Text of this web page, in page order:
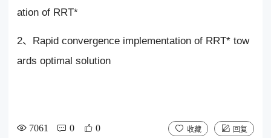
ation of RRT*
2、Rapid convergence implementation of RRT* tow
ards optimal solution
7061 0 0 收藏 回复